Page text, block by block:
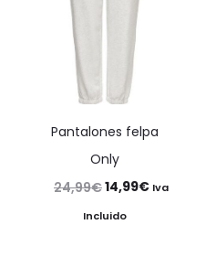
Pantalones felpa
Only
24,99€El
precio
14,99€ElIva
Incluido